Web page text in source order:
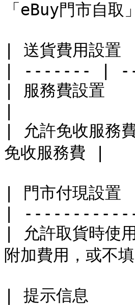
「eBuy門市自
| 送貨費
| ------- |
| 服務費設置
| 允許免收服務
免收服務費 |
| 門市付
|
| 允許取貨時使
附加費用，或不
| 提示信